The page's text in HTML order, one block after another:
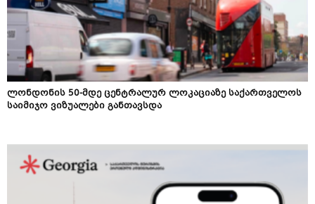
ლონდონის 50-მდე ცენტრალურ ლოკაციაზე საქართველოს
საიმიჯო ვიზუალები განთავსდა